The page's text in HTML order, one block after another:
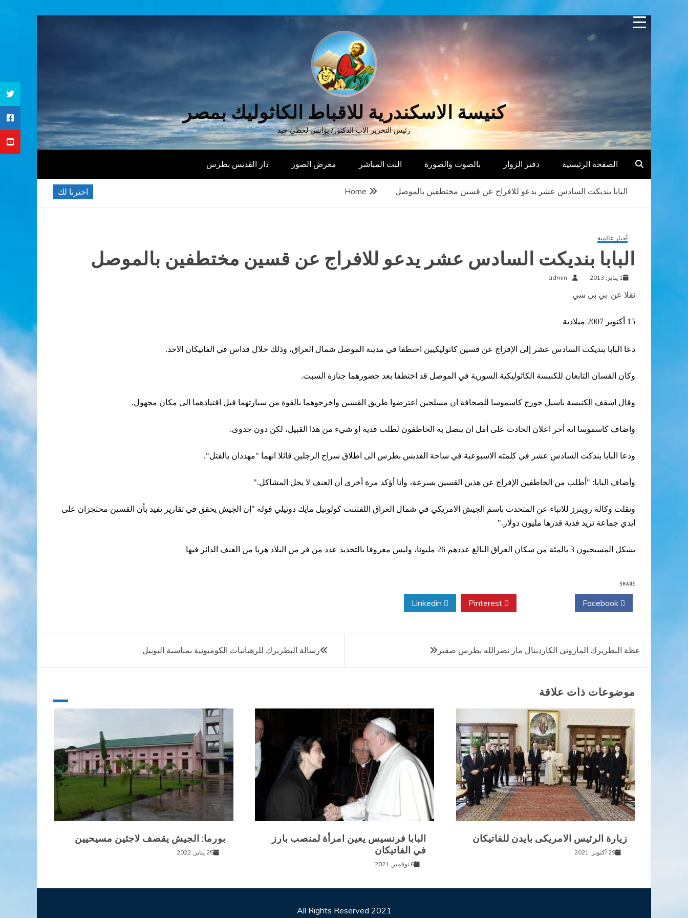
Skip
كنيسة الاسكندرية للاقباط الكاثوليك بمصر
رئيس التحرير الاب الدكتور/ يؤانس لحظي جيد
الصفحة الرئيسية دفتر الزوار بالصوت والصورة البث المباشر معرض الصور دار القديس بطرس
اخترنا لك Home البابا بنديكت السادس عشر يدعو للافراج عن قسين مختطفين بالموصل
أخبار عالمية
البابا بنديكت السادس عشر يدعو للافراج عن قسين مختطفين بالموصل
1 يناير, 2013 admin
نقلا عن: بي بي سي
15 أكتوبر 2007 ميلادية
دعا البابا بنديكت السادس عشر إلى الإفراج عن قسين كاثوليكيين اختطفا في مدينة الموصل شمال العراق، وذلك خلال قداس في الفاتيكان الاحد.
وكان القسان التابعان للكنيسة الكاثوليكية السورية في الموصل قد اختطفا بعد حضورهما جنازة السبت.
وقال اسقف الكنيسة باسيل جورج كاسموسا للصحافة ان مسلحين اعترضوا طريق القسين واخرجوهما بالقوة من سيارتهما قبل اقتيادهما الى مكان مجهول.
واضاف كاسموسا انه أخر اعلان الحادث على أمل ان يتصل به الخاطفون لطلب فدية او شيء من هذا القبيل، لكن دون جدوى.
ودعا البابا بندكت السادس عشر في كلمته الاسبوعية في ساحة القديس بطرس الى اطلاق سراح الرجلين قائلا انهما "مهددان بالقتل".
وأضاف البابا: "أطلب من الخاطفين الإفراج عن هذين القسين بسرعة، وأنا أؤكد مرة أخرى أن العنف لا يحل المشاكل."
ونقلت وكالة رويترز للانباء عن المتحدث باسم الجيش الامريكي في شمال العراق اللفتننت كولونيل مايك دونيلي قوله "إن الجيش يحقق في تقارير تفيد بأن القسين محتجزان على
ايدي جماعة تريد فدية قدرها مليون دولار."
يشكل المسيحيون 3 بالمئة من سكان العراق البالغ عددهم 26 مليونا، وليس معروفا بالتحديد عدد من فر من البلاد هربا من العنف الدائر فيها
SHARE
تصفّح
المقالات
رسالة البطريرك للرهبانيات الكومبونية بمناسبة اليوبيل عظة البطريرك الماروني الكاردينال مار نصرالله بطرس صفير
موضوعات ذات علاقة
بورما: الجيش يقصف لاجئين مسيحيين
25 يناير, 2022
البابا فرنسيس يعين امرأة لمنصب بارز
في الفاتيكان
6 نوفمبر, 2021
زيارة الرئيس الامريكى بايدن للفاتيكان
29 أكتوبر, 2021
All Rights Reserved 2021